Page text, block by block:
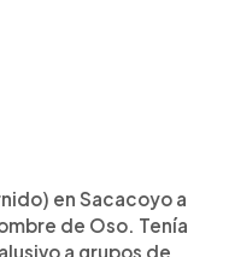
en Sacacoyo a
de Oso. Tenía
a grupos de